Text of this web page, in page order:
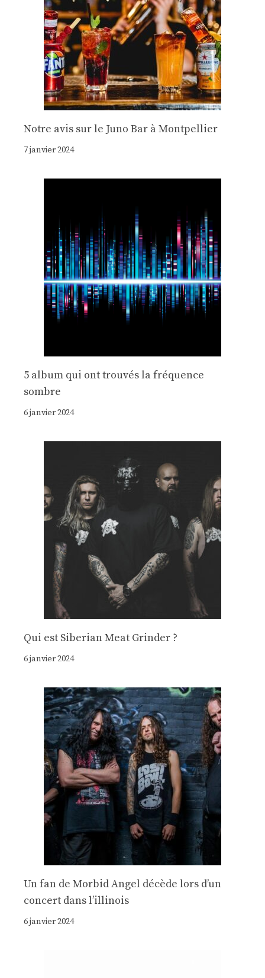
Notre avis sur le Juno Bar à Montpellier
7 janvier 2024
5 album qui ont trouvés la fréquence
sombre
6 janvier 2024
Qui est Siberian Meat Grinder ?
6 janvier 2024
Un fan de Morbid Angel décède lors d’un
concert dans l’illinois
6 janvier 2024